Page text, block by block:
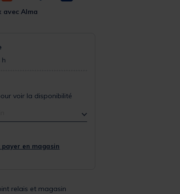
avec Alma
h
voir la disponibilité
en magasin
relais et magasin